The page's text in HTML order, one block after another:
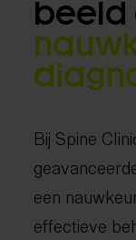
beeld
Bij Spine
een
effectieve